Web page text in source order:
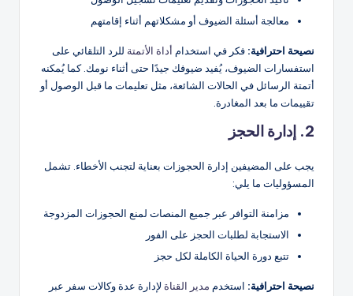
معالجة أسئلة الضيوف أو مشكلاتهم أثناء إقامتهم
نصيحة احترافية: فكر في استخدام أداة الأتمتة للرد التلقائي على
استفسارات الضيوف، يُفيد ضيوفك جيدًا حتى أثناء نومك. كما يُمكنه
أتمتة الرسائل في الحالات الشائعة، مثل تعليمات ما قبل الوصول أو
تقييمات ما بعد المغادرة.
2. إدارة الحجز
يجب على المضيفين إدارة الحجوزات بعناية لتجنب الأخطاء. تشمل
المسؤوليات ما يلي:
مزامنة التوافر عبر جميع المنصات لمنع الحجوزات المزدوجة
الاستجابة لطلبات الحجز على الفور
تتبع دورة الحياة الكاملة لكل حجز
نصيحة احترافية: استخدم مدير القناة لإدارة عدة وكالات سفر عبر